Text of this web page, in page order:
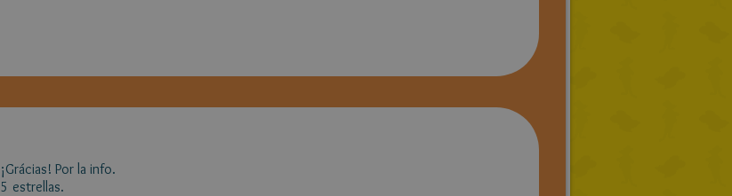
¡Grácias! Por la info.
5 estrellas.